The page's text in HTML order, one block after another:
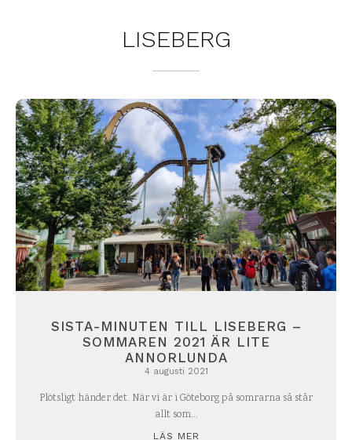
LISEBERG
SISTA-MINUTEN TILL LISEBERG –
SOMMAREN 2021 ÄR LITE
ANNORLUNDA
4 augusti 2021
Plötsligt händer det. När vi är i Göteborg på somrarna så står
allt som...
LÄS MER